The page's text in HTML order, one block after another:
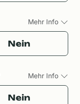
Mehr Info
Nein
Mehr Info
Nein